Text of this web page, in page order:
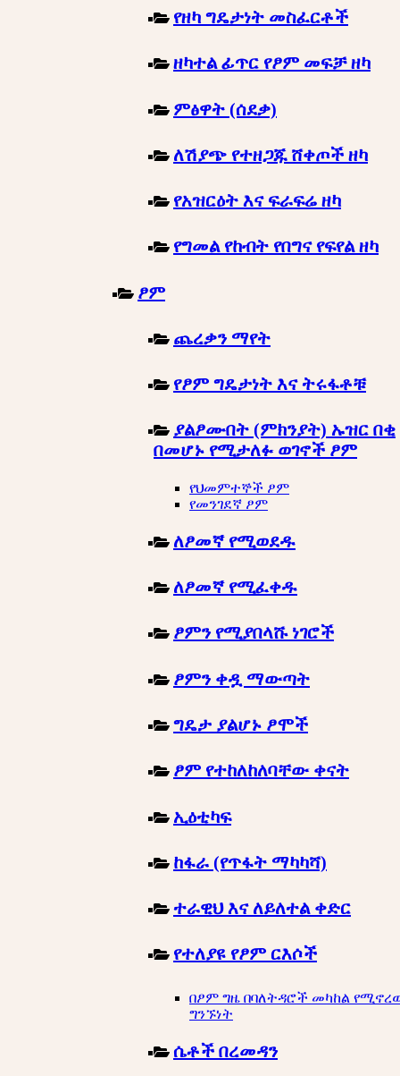
የዘካ ግዴታነት መስፈርቶች
ዘካተል ፊጥር የፆም መፍቻ ዘካ
ምፅዋት (ሰደቃ)
ለሽያጭ የተዘጋጁ ሸቀጦች ዘካ
የአዝርዕት እና ፍራፍሬ ዘካ
የግመል የከብት የበግና የፍየል ዘካ
ፆም
ጨረቃን ማየት
የፆም ግዴታነት እና ትሩፋቶቹ
ያልፆሙበት (ምክንያት) ኡዝር በቂ
በመሆኑ የሚታለፉ ወገኖች ፆም
የህመምተኞች ፆም
የመንገደኛ ፆም
ለፆመኛ የሚወደዱ
ለፆመኛ የሚፈቀዱ
ፆምን የሚያበላሹ ነገሮች
ፆምን ቀዷ ማውጣት
ግዴታ ያልሆኑ ፆሞች
ፆም የተከለከለባቸው ቀናት
ኢዕቲካፍ
ከፋራ (የጥፋት ማካካሻ)
ተራዊህ እና ለይለተል ቀድር
የተለያዩ የፆም ርእሶች
በፆም ግዜ በባለትዳሮች መካከል
ግንኙነት
ሴቶች በረመዳን